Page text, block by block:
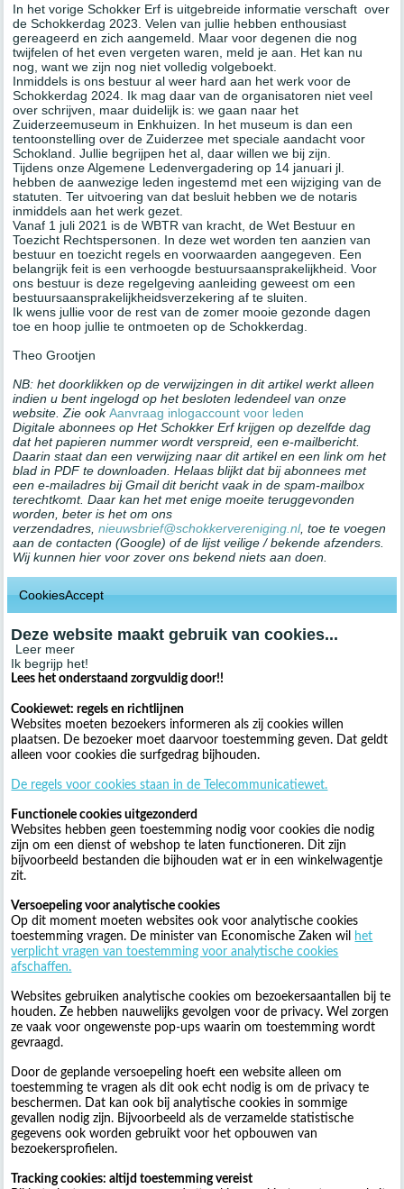
In het vorige Schokker Erf is uitgebreide informatie verschaft over
de Schokkerdag 2023. Velen van jullie hebben enthousiast
gereageerd en zich aangemeld. Maar voor degenen die nog
twijfelen of het even vergeten waren, meld je aan. Het kan nu
nog, want we zijn nog niet volledig volgeboekt.
Inmiddels is ons bestuur al weer hard aan het werk voor de
Schokkerdag 2024. Ik mag daar van de organisatoren niet veel
over schrijven, maar duidelijk is: we gaan naar het
Zuiderzeemuseum in Enkhuizen. In het museum is dan een
tentoonstelling over de Zuiderzee met speciale aandacht voor
Schokland. Jullie begrijpen het al, daar willen we bij zijn.
Tijdens onze Algemene Ledenvergadering op 14 januari jl.
hebben de aanwezige leden ingestemd met een wijziging van de
statuten. Ter uitvoering van dat besluit hebben we de notaris
inmiddels aan het werk gezet.
Vanaf 1 juli 2021 is de WBTR van kracht, de Wet Bestuur en
Toezicht Rechtspersonen. In deze wet worden ten aanzien van
bestuur en toezicht regels en voorwaarden aangegeven. Een
belangrijk feit is een verhoogde bestuursaansprakelijkheid. Voor
ons bestuur is deze regelgeving aanleiding geweest om een
bestuursaansprakelijkheidsverzekering af te sluiten.
Ik wens jullie voor de rest van de zomer mooie gezonde dagen
toe en hoop jullie te ontmoeten op de Schokkerdag.
Theo Grootjen
NB: het doorklikken op de verwijzingen in dit artikel werkt alleen
indien u bent ingelogd op het besloten ledendeel van onze
website. Zie ookAanvraag inlogaccount voor leden
Digitale abonnees op Het Schokker Erf krijgen op dezelfde dag
dat het papieren nummer wordt verspreid, een e-mailbericht.
Daarin staat dan een verwijzing naar dit artikel en een link om het
blad in PDF te downloaden. Helaas blijkt dat bij abonnees met
een e-mailadres bij Gmail dit bericht vaak in de spam-mailbox
terechtkomt. Daar kan het met enige moeite teruggevonden
worden, beter is het om ons
verzendadres,nieuwsbrief@schokkervereniging.nl, toe te voegen
aan de contacten (Google) of de lijst veilige / bekende afzenders.
Wij kunnen hier voor zover ons bekend niets aan doen.
CookiesAccept
Deze website maakt gebruik van cookies...
Leer meer
Ik begrijp het!
Lees het onderstaand zorgvuldig door!!
Cookiewet: regels en richtlijnen
Websites moeten bezoekers informeren als zij cookies willen
plaatsen. De bezoeker moet daarvoor toestemming geven. Dat geldt
alleen voor cookies die surfgedrag bijhouden.
De regels voor cookies staan in de Telecommunicatiewet.
Functionele cookies uitgezonderd
Websites hebben geen toestemming nodig voor cookies die nodig
zijn om een dienst of webshop te laten functioneren. Dit zijn
bijvoorbeeld bestanden die bijhouden wat er in een winkelwagentje
zit.
Versoepeling voor analytische cookies
Op dit moment moeten websites ook voor analytische cookies
toestemming vragen. De minister van Economische Zaken wil
het
verplicht vragen van toestemming voor analytische cookies
afschaffen.
Websites gebruiken analytische cookies om bezoekersaantallen bij te
houden. Ze hebben nauwelijks gevolgen voor de privacy. Wel zorgen
ze vaak voor ongewenste pop-ups waarin om toestemming wordt
gevraagd.
Door de geplande versoepeling hoeft een website alleen om
toestemming te vragen als dit ook echt nodig is om de privacy te
beschermen. Dat kan ook bij analytische cookies in sommige
gevallen nodig zijn. Bijvoorbeeld als de verzamelde statistische
gegevens ook worden gebruikt voor het opbouwen van
bezoekersprofielen.
Tracking cookies: altijd toestemming vereist